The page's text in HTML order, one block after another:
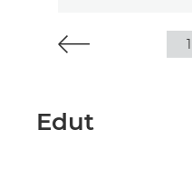
1
Edut